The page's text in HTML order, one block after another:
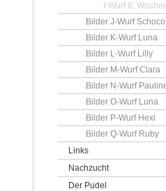
I-Wurf 8.
Bilder J-Wurf Schoco
Bilder K-Wurf Luna
Bilder L-Wurf Lilly
Bilder M-Wurf Clara
Bilder N-Wurf
Bilder O-Wurf Luna
Bilder P-Wurf Hexi
Bilder Q-Wurf Ruby
Links
Nachzucht
Der Pudel